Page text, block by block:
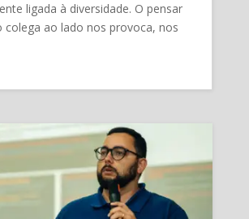
ligada à diversidade. O pensar
colega ao lado nos provoca, nos